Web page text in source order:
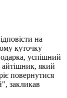
на
куточку
успішний
айтішник, який
повернутися
закликав